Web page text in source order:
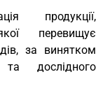
продукції,
перевищує
за винятком
та дослідного